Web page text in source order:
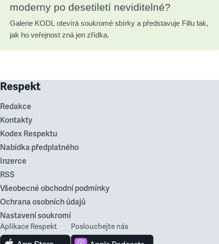
moderny po desetiletí neviditelné?
Galerie KODL otevírá soukromé sbírky a představuje Fillu tak,
jak ho veřejnost zná jen zřídka.
Respekt
Redakce
Kontakty
Kodex Respektu
Nabídka předplatného
Inzerce
RSS
Všeobecné obchodní podmínky
Ochrana osobních údajů
Nastavení soukromí
Aplikace Respekt Poslouchejte nás